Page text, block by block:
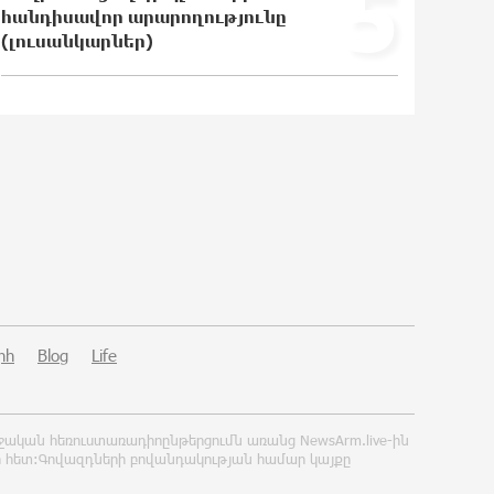
Իսրայելի ՊԲ-ն հարձակվել է
Այսօրվա կառավարությունը
Մխիթարյան
18:19:46 6-08-2026
հանդիսավոր արարողությունը
(լուսանկարներ)
Blog
Life
հեռուստառադիոընթերցումն առանց NewsArm.live-ին
բովանդակության համար կայքը